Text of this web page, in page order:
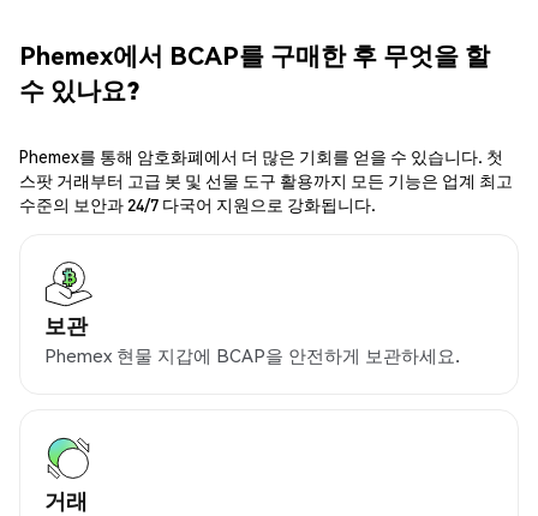
Phemex에서 BCAP를 구매한 후 무엇을 할
수 있나요?
Phemex를 통해 암호화폐에서 더 많은 기회를 얻을 수 있습니다. 첫
스팟 거래부터 고급 봇 및 선물 도구 활용까지 모든 기능은 업계 최고
수준의 보안과 24/7 다국어 지원으로 강화됩니다.
보관
Phemex 현물 지갑에 BCAP을 안전하게 보관하세요.
거래